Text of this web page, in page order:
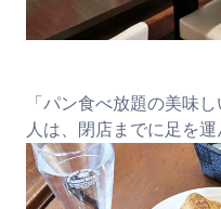
「パン食べ放題の美味
人は、閉店までに足を運